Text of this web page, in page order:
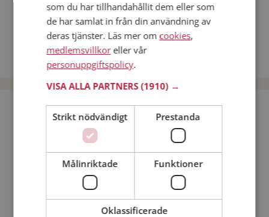
Fler singelkvinnor från Eslöv:Malin ,Kathie,Dorota
Män från Eslöv
Dejta kvinnor i Sverige
Dejta män i Sverige
Bli medlem utan kostnad!
Min ålder:
som du har tillhandahållit dem eller som
de har samlat in från din användning av
deras tjänster. Läs mer om cookies,
medlemsvillkoreller vår
personuppgiftspolicy.
VISA ALLA PARTNERS(1910) →
Strikt nödvändigt Prestanda
Målinriktade Funktioner
Oklassificerade